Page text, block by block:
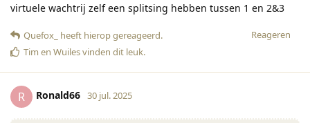
virtuele wachtrij zelf een splitsing hebben tussen 1 en 2&3
Reageren
Quefox_ heeft hierop gereageerd.
Tim en Wuilesvinden dit leuk.
R Ronald66 30 jul. 2025